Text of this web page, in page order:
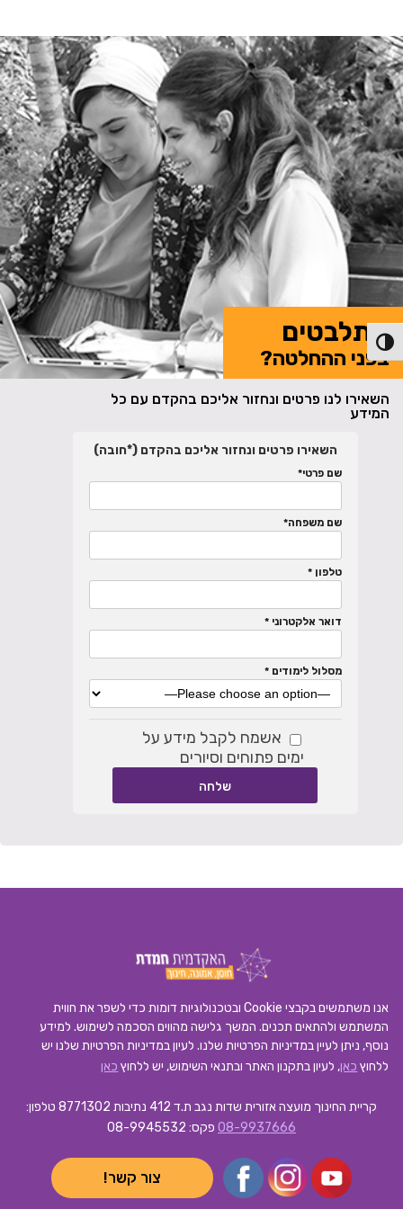
הפעל/כבה ניגודיות גבוהה
מתלבטים
בפני ההחלטה?
השאירו לנו פרטים ונחזור אליכם בהקדם עם כל
המידע
השאירו פרטים ונחזור אליכם בהקדם (*חובה)
שם פרטי*
שם משפחה*
טלפון *
דואר אלקטרוני *
מסלול לימודים *
אשמח לקבל מידע על
ימים פתוחים וסיורים
צור קשר!
אנו משתמשים בקבצי Cookie ובטכנולוגיות דומות כדי לשפר את חווית
המשתמש ולהתאים תכנים. המשך גלישה מהווים הסכמה לשימוש. למידע
נוסף, ניתן לעיין במדיניות הפרטיות שלנו.לעיון במדיניות הפרטיות שלנו יש
ללחוץ כאן, לעיון בתקנון האתר ובתנאי השימוש, יש ללחוץ כאן
קריית החינוך מועצה אזורית שדות נגב ת.ד 412 נתיבות 8771302
טלפון:
08-9937666 פקס: 08-9945532